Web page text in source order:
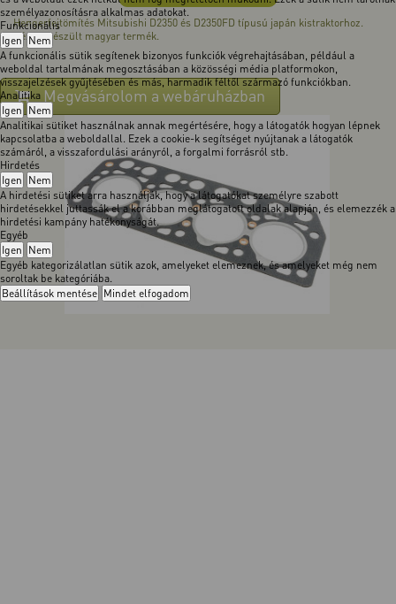
személyazonosításra alkalmas adatokat.
Funkcionális
Igen Nem
A funkcionális sütik segítenek bizonyos funkciók végrehajtásában, például a
weboldal tartalmának megosztásában a közösségi média platformokon,
visszajelzések gyűjtésében és más, harmadik féltől származó funkciókban.
Analitika
Igen Nem
Analitikai sütiket használnak annak megértésére, hogy a látogatók hogyan lépnek
kapcsolatba a weboldallal. Ezek a cookie-k segítséget nyújtanak a látogatók
számáról, a visszafordulási arányról, a forgalmi forrásról stb.
Hirdetés
Igen Nem
A hirdetési sütiket arra használják, hogy a látogatókat személyre szabott
hirdetésekkel juttassák el a korábban meglátogatott oldalak alapján, és elemezzék a
hirdetési kampány hatékonyságát.
Egyéb
Igen Nem
Egyéb kategorizálatlan sütik azok, amelyeket elemeznek, és amelyeket még nem
soroltak be kategóriába.
Beállítások mentése Mindet elfogadom
Hengerfejtömítés Mitsubishi D2350 és D2350FD típusú japán kistraktorhoz.
Kézzel készült magyar termék.
Megvásárolom a webáruházban